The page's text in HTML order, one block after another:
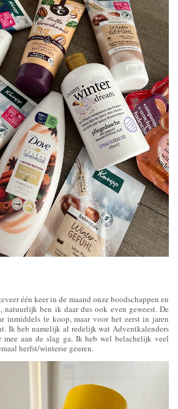
één keer in de maand onze boodschappen en
natuurlijk ben ik daar dus ook even geweest. De
inmiddels te koop, maar voor het eerst in jaren
Ik heb namelijk al redelijk wat Adventkalenders
mee aan de slag ga. Ik heb wel belachelijk veel
herfst/winterse geuren.